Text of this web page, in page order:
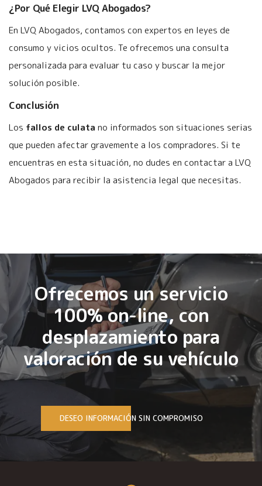
¿Por Qué Elegir LVQ Abogados?
En LVQ Abogados, contamos con expertos en leyes de
consumo y vicios ocultos. Te ofrecemos una consulta
personalizada para evaluar tu caso y buscar la mejor
solución posible.
Conclusión
Los fallos de culata no informados son situaciones serias
que pueden afectar gravemente a los compradores. Si te
encuentras en esta situación, no dudes en contactar a LVQ
Abogados para recibir la asistencia legal que necesitas.
Ofrecemos un servicio
100% on-line, con
desplazamiento para
valoración de su vehículo
DESEO INFORMACIÓN SIN COMPROMISO